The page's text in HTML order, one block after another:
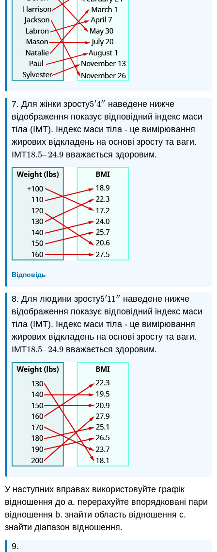
7. Для жінки зросту5′4′′
5′4″ наведене нижче
відображення показує відповідний індекс маси
тіла (ІМТ). Індекс маси тіла - це вимірювання
жирових відкладень на основі зросту та ваги.
ІМТ18.5–24.9
18.5–24.9 вважається здоровим.
Відповідь
8. Для людини зросту5′11′′
5′11″ наведене нижче
відображення показує відповідний індекс маси
тіла (ІМТ). Індекс маси тіла - це вимірювання
жирових відкладень на основі зросту та ваги.
ІМТ18.5–24.9
18.5–24.9 вважається здоровим.
У наступних вправах використовуйте графік
відношення до a. перерахуйте впорядковані пари
відношення b. знайти область відношення c.
знайти діапазон відношення.
9.